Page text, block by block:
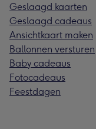
Geslaagd kaarten
Geslaagd cadeaus
Ansichtkaart maken
Ballonnen versturen
Baby cadeaus
Fotocadeaus
Feestdagen